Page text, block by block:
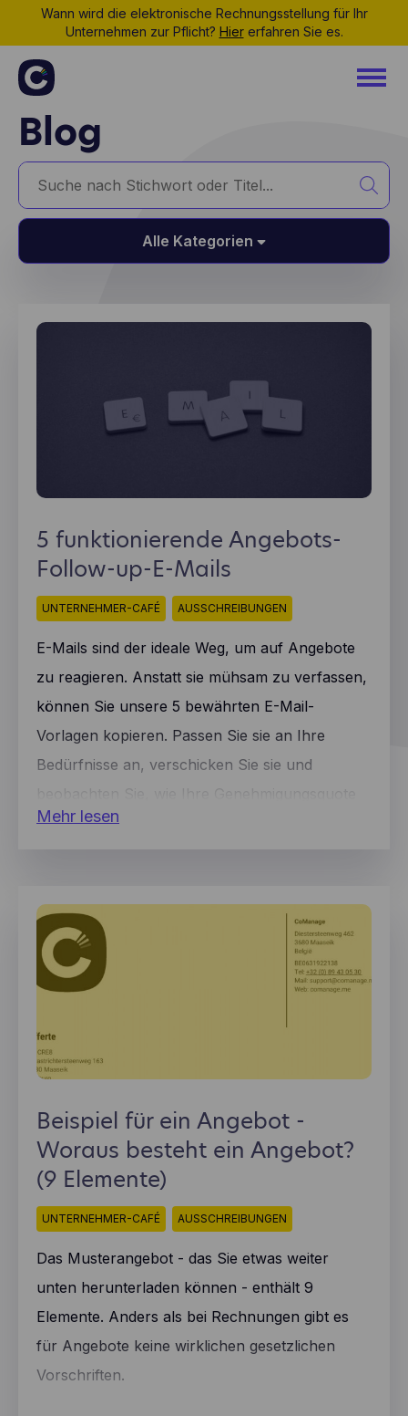
Wann wird die elektronische Rechnungsstellung für Ihr
Unternehmen zur Pflicht? Hiererfahren Sie es.
Alle Kategorien
Blog
5 funktionierende Angebots-
Follow-up-E-Mails
UNTERNEHMER-CAFÉ AUSSCHREIBUNGEN
E-Mails sind der ideale Weg, um auf Angebote
zu reagieren. Anstatt sie mühsam zu verfassen,
können Sie unsere 5 bewährten E-Mail-
Vorlagen kopieren. Passen Sie sie an Ihre
Bedürfnisse an, verschicken Sie sie und
in die Höhe schießt.
Mehr lesen
Beispiel für ein Angebot -
Woraus besteht ein Angebot?
(9 Elemente)
UNTERNEHMER-CAFÉ AUSSCHREIBUNGEN
Das Musterangebot - das Sie etwas weiter
unten herunterladen können - enthält 9
Elemente. Anders als bei Rechnungen gibt es
für Angebote keine wirklichen gesetzlichen
Vorschriften.